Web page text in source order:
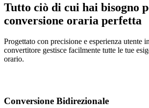
Tutto ciò di cui hai bisogno
conversione oraria perfetta
Progettato con precisione e esperienza utente
convertitore gestisce facilmente tutte le tue
orario.
Conversione Bidirezionale